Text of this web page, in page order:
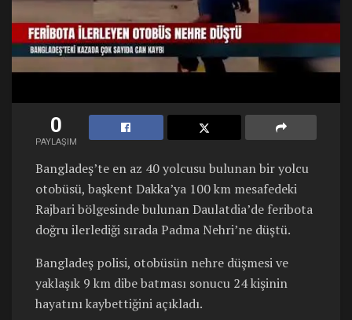
0
PAYLAŞIM
Bangladeş’te en az 40 yolcusu bulunan bir yolcu
otobüsü, başkent Dakka’ya 100 km mesafedeki
Rajbari bölgesinde bulunan Daulatdia’de feribota
doğru ilerlediği sırada Padma Nehri’ne düştü.
Bangladeş polisi, otobüsün nehre düşmesi ve
yaklaşık 9 km dibe batması sonucu 24 kişinin
hayatını kaybettiğini açıkladı.